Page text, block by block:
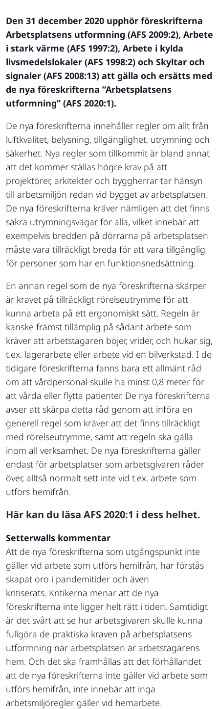
Den 31 december 2020 upphör föreskrifterna
Arbetsplatsens utformning (AFS 2009:2), Arbete
i stark värme (AFS 1997:2), Arbete i kylda
livsmedelslokaler (AFS 1998:2) och Skyltar och
signaler (AFS 2008:13) att gälla och ersätts med
de nya föreskrifterna ”Arbetsplatsens
utformning” (AFS 2020:1).
De nya föreskrifterna innehåller regler om allt från
luftkvalitet, belysning, tillgänglighet, utrymning och
säkerhet. Nya regler som tillkommit är bland annat
att det kommer ställas högre krav på att
projektörer, arkitekter och byggherrar tar hänsyn
till arbetsmiljön redan vid bygget av arbetsplatsen.
De nya föreskrifterna kräver nämligen att det finns
säkra utrymningsvägar för alla, vilket innebär att
exempelvis bredden på dörrarna på arbetsplatsen
måste vara tillräckligt breda för att vara tillgänglig
för personer som har en funktionsnedsättning.
En annan regel som de nya föreskrifterna skärper
är kravet på tillräckligt rörelseutrymme för att
kunna arbeta på ett ergonomiskt sätt. Regeln är
kanske främst tillämplig på sådant arbete som
kräver att arbetstagaren böjer, vrider, och hukar sig,
t.ex. lagerarbete eller arbete vid en bilverkstad. I de
tidigare föreskrifterna fanns bara ett allmänt råd
om att vårdpersonal skulle ha minst 0,8 meter för
att vårda eller flytta patienter. De nya föreskrifterna
avser att skärpa detta råd genom att införa en
generell regel som kräver att det finns tillräckligt
med rörelseutrymme, samt att regeln ska gälla
inom all verksamhet. De nya föreskrifterna gäller
endast för arbetsplatser som arbetsgivaren råder
över, alltså normalt sett inte vid t.ex. arbete som
utförs hemifrån.
Här kan du läsa AFS 2020:1 i dess helhet.
Setterwalls kommentar
Att de nya föreskrifterna som utgångspunkt inte
gäller vid arbete som utförs hemifrån, har förstås
skapat oro i pandemitider och även
kritiserats. Kritikerna menar att de nya
föreskrifterna inte ligger helt rätt i tiden. Samtidigt
är det svårt att se hur arbetsgivaren skulle kunna
fullgöra de praktiska kraven på arbetsplatsens
utformning när arbetsplatsen är arbetstagarens
hem. Och det ska framhållas att det förhållandet
att de nya föreskrifterna inte gäller vid arbete som
utförs hemifrån, inte innebär att inga
arbetsmiljöregler gäller vid hemarbete.